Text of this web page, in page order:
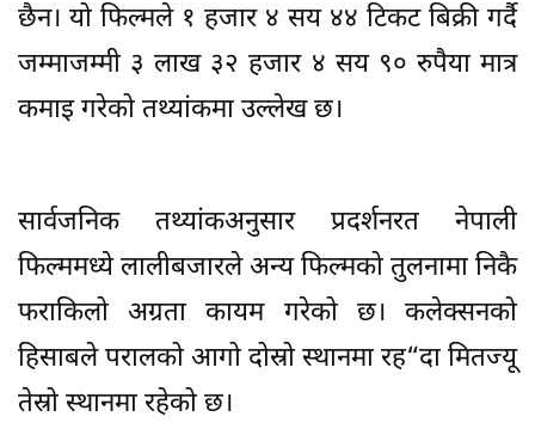
छैन। यो फिल्मले १ हजार ४ सय ४४ टिकट बिक्री गर्दै
जम्माजम्मी ३ लाख ३२ हजार ४ सय ९० रुपैया मात्र
कमाइ गरेको तथ्यांकमा उल्लेख छ।
सार्वजनिक तथ्यांकअनुसार प्रदर्शनरत नेपाली
फिल्ममध्ये लालीबजारले अन्य फिल्मको तुलनामा निकै
फराकिलो अग्रता कायम गरेको छ। कलेक्सनको
हिसाबले परालको आगो दोस्रो स्थानमा रह“दा मितज्यू
तेस्रो स्थानमा रहेको छ।